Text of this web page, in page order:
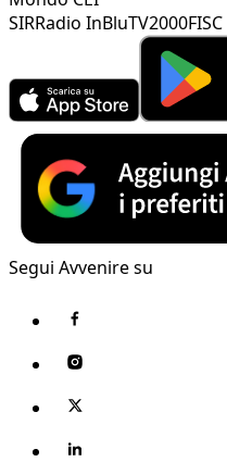
SIRRadio InBluTV2000FISC
Segui Avvenire su